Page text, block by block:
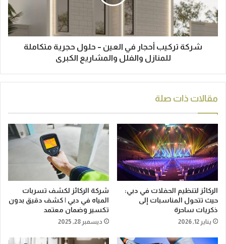
شركة تركيب أحجار في العين – حلول حجرية متكاملة
للمنازل والفلل والمشاريع الكبرى
مقالات ذات صلة
الركائز لتنظيم الحفلات في دبي:
حيث تتحول المناسبات إلى
ذكريات ساحرة
يناير 12, 2026
شركة الركائز لكشف تسربات
المياه في دبي | كشف دقيق بدون
تكسير وضمان معتمد
ديسمبر 28, 2025